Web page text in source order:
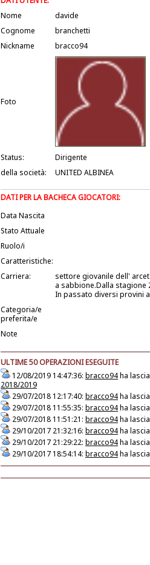
Nome
davide
Cognome
branchetti
Nickname
bracco94
Foto
Status:
Dirigente
della società:
UNITED ALBINEA
DATI PER LA BACHECA GIOCATORI:
Data Nascita
Stato Attuale
Ruolo/i
Caratteristiche:
Carriera:
settore giovanile dell'
a sabbione.Dalla stagione
In passato diversi provini
Categoria/e
preferita/e
Note
ULTIME 50 OPERAZIONI ESEGUITE
12/08/2019 14:47:36: bracco94ha
2018/2019
29/07/2018 12:17:40: bracco94ha
29/07/2018 11:55:35: bracco94ha
29/07/2018 11:51:21: bracco94ha
29/10/2017 21:32:16: bracco94ha
29/10/2017 21:29:22: bracco94ha
29/10/2017 18:54:14: bracco94ha